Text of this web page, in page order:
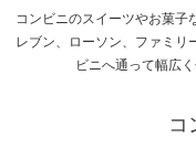
コンビニのスイーツやお菓子
レブン、ローソン、ファミリ
ビニへ通って幅広
コ